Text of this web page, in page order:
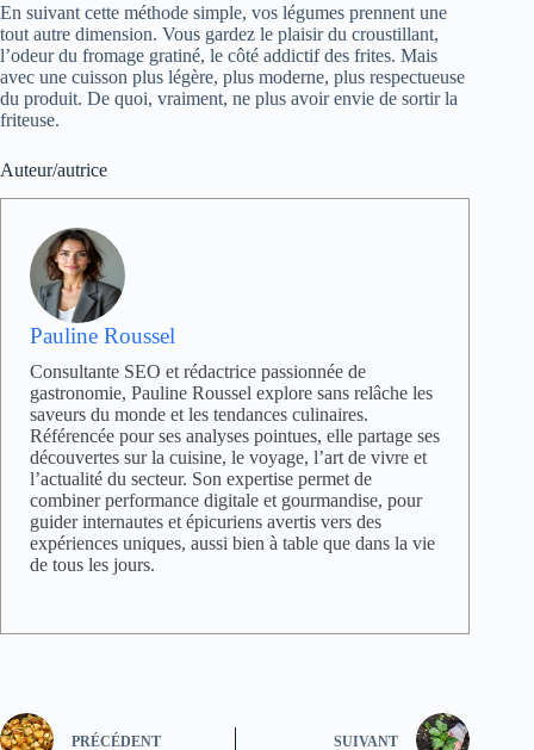
En suivant cette méthode simple, vos légumes prennent une
tout autre dimension. Vous gardez le plaisir du croustillant,
l’odeur du fromage gratiné, le côté addictif des frites. Mais
avec une cuisson plus légère, plus moderne, plus respectueuse
du produit. De quoi, vraiment, ne plus avoir envie de sortir la
friteuse.
Auteur/autrice
Pauline Roussel
Consultante SEO et rédactrice passionnée de
gastronomie, Pauline Roussel explore sans relâche les
saveurs du monde et les tendances culinaires.
Référencée pour ses analyses pointues, elle partage ses
découvertes sur la cuisine, le voyage, l’art de vivre et
l’actualité du secteur. Son expertise permet de
combiner performance digitale et gourmandise, pour
guider internautes et épicuriens avertis vers des
expériences uniques, aussi bien à table que dans la vie
de tous les jours.
PRÉCÉDENT SUIVANT